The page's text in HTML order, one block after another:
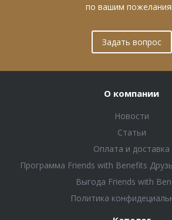
по вашим
Задать вопрос
О компании
Новости
Статьи
Оплата и доставка
Программа Friends with Benefits
Выгода Friends with
Политика